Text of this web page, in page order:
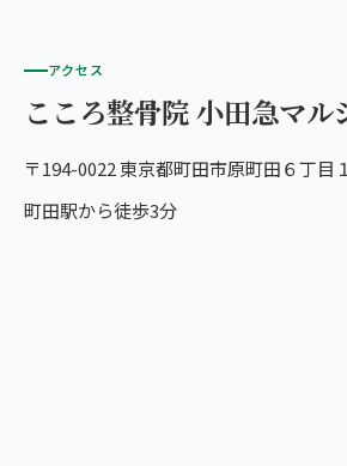
アクセス
こころ整骨院 小田急マル
〒194-0022 東京都町田市原町田６丁目
町田駅から徒歩3分